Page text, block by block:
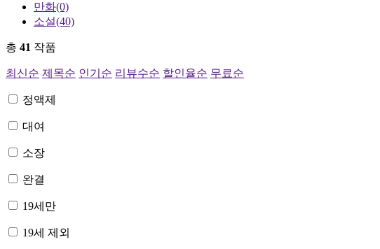
만화(0)
소설(40)
총 41 작품
최신순 제목순 인기순 리뷰수순 할인율순 무료순
정액제
대여
소장
완결
19세만
19세 제외